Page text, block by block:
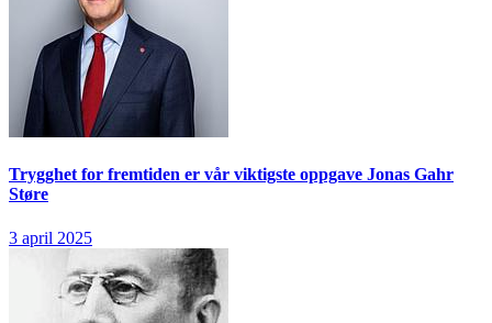
Trygghet for fremtiden er vår viktigste oppgave Jonas Gahr
Støre
3 april 2025